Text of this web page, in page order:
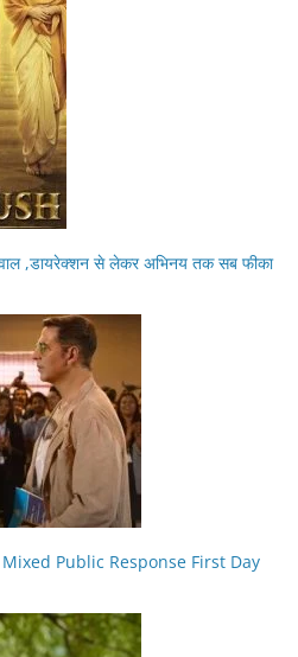
,डायरेक्शन से लेकर अभिनय तक सब फीका
Public Response First Day